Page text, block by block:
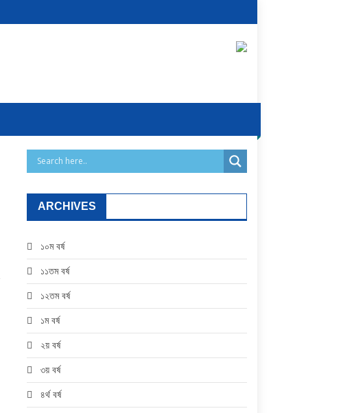
ARCHIVES
১০ম বর্ষ
১১তম বর্ষ
১২তম বর্ষ
১ম বর্ষ
২য় বর্ষ
৩য় বর্ষ
৪র্থ বর্ষ